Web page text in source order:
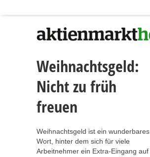
Weihnachtsgeld:
Nicht zu früh
freuen
Weihnachtsgeld ist ein wunderbares
Wort, hinter dem sich für viele
Arbeitnehmer ein Extra-Eingang auf